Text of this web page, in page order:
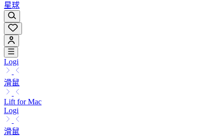
星球
Logi
滑鼠
Lift for Mac
Logi
滑鼠